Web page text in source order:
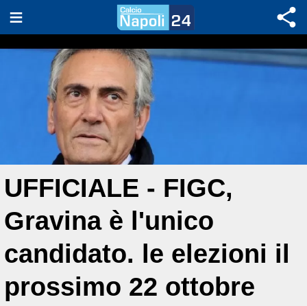
UFFICIALE - FIGC,
Gravina è l'unico
candidato. le elezioni il
prossimo 22 ottobre